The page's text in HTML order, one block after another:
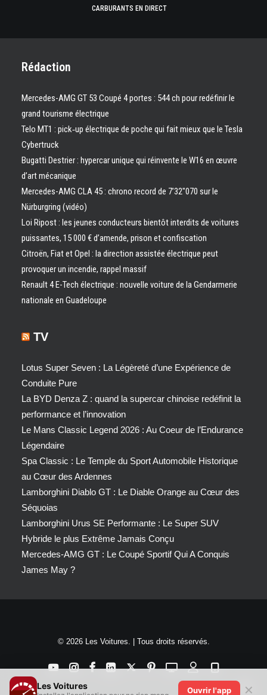
CARBURANTS EN DIRECT
Rédaction
Mercedes-AMG GT 53 Coupé 4 portes : 544 ch pour redéfinir le
grand tourisme électrique
Telo MT1 : pick‑up électrique de poche qui fait mieux que le Tesla
Cybertruck
Bugatti Destrier : hypercar unique qui réinvente le W16 en œuvre
d’art mécanique
Mercedes-AMG CLA 45 : chrono record de 7’32″070 sur le
Nürburgring (vidéo)
Loi Ripost : les jeunes conducteurs bientôt interdits de voitures
puissantes, 15 000 € d’amende, prison et confiscation
Citroën, Fiat et Opel : la direction assistée électrique peut
provoquer un incendie, rappel massif
Renault 4 E-Tech électrique : nouvelle voiture de la Gendarmerie
nationale en Guadeloupe
TV
Lotus Super Seven : La Légèreté d’une Expérience de
Conduite Pure
La BYD Denza Z : quand la supercar chinoise redéfinit la
performance et l’innovation
Le Mans Classic Legend 2026 : Au Coeur de l’Endurance
Légendaire
Spa Classic : Le Temple du Sport Automobile Historique
au Cœur des Ardennes
Lamborghini Diablo GT : Le Diable Orange au Cœur des
Séquoias
Lamborghini Urus SE Performante : Le Super SUV
Hybride le plus Extrême Jamais Conçu
Mercedes-AMG GT : Le Coupé Sportif Qui A Conquis
James May ?
© 2026 Les Voitures. | Tous droits réservés.
Les Voitures Ouvrir l'app ✕